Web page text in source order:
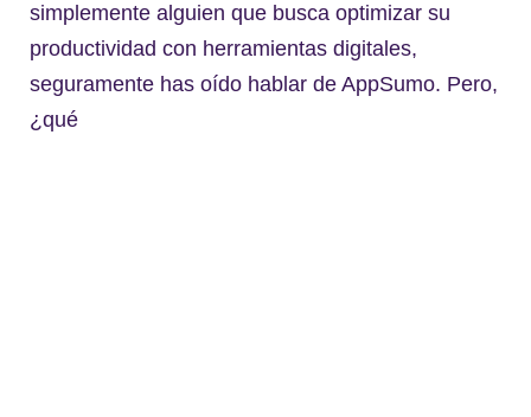
simplemente alguien que busca optimizar su
productividad con herramientas digitales,
seguramente has oído hablar de AppSumo. Pero,
¿qué